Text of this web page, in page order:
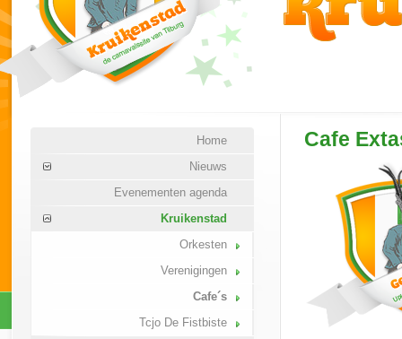
Home
Nieuws
Evenementen agenda
Kruikenstad
Orkesten
Verenigingen
Cafe´s
Tcjo De Fistbiste
Cafe